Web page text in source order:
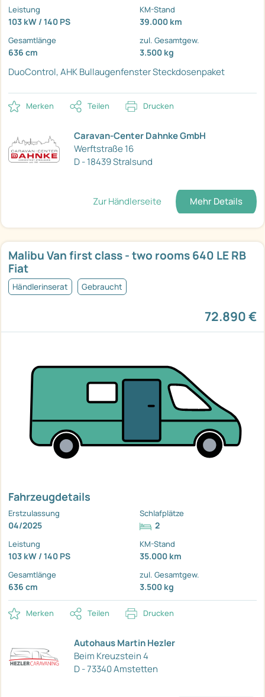
Leistung
103 kW / 140 PS
KM-Stand
39.000 km
Gesamtlänge
636 cm
zul. Gesamtgew.
3.500 kg
DuoControl, AHKBullaugenfensterSteckdosenpaket
Merken Teilen Drucken
Caravan-Center Dahnke GmbH
Werftstraße 16
D - 18439 Stralsund
Zur Händlerseite Mehr Details
Malibu Van first class - two rooms 640 LE RB
Fiat
Händlerinserat Gebraucht
72.890 €
Fahrzeugdetails
Erstzulassung
04/2025
Schlafplätze
2
Leistung
103 kW / 140 PS
KM-Stand
35.000 km
Gesamtlänge
636 cm
zul. Gesamtgew.
3.500 kg
Merken Teilen Drucken
Autohaus Martin Hezler
Beim Kreuzstein 4
D - 73340 Amstetten